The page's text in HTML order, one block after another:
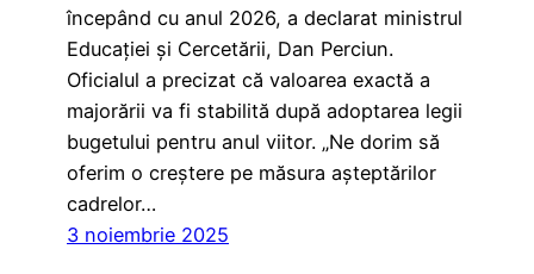
începând cu anul 2026, a declarat ministrul
Educației și Cercetării, Dan Perciun.
Oficialul a precizat că valoarea exactă a
majorării va fi stabilită după adoptarea legii
bugetului pentru anul viitor. „Ne dorim să
oferim o creștere pe măsura așteptărilor
cadrelor…
3 noiembrie 2025